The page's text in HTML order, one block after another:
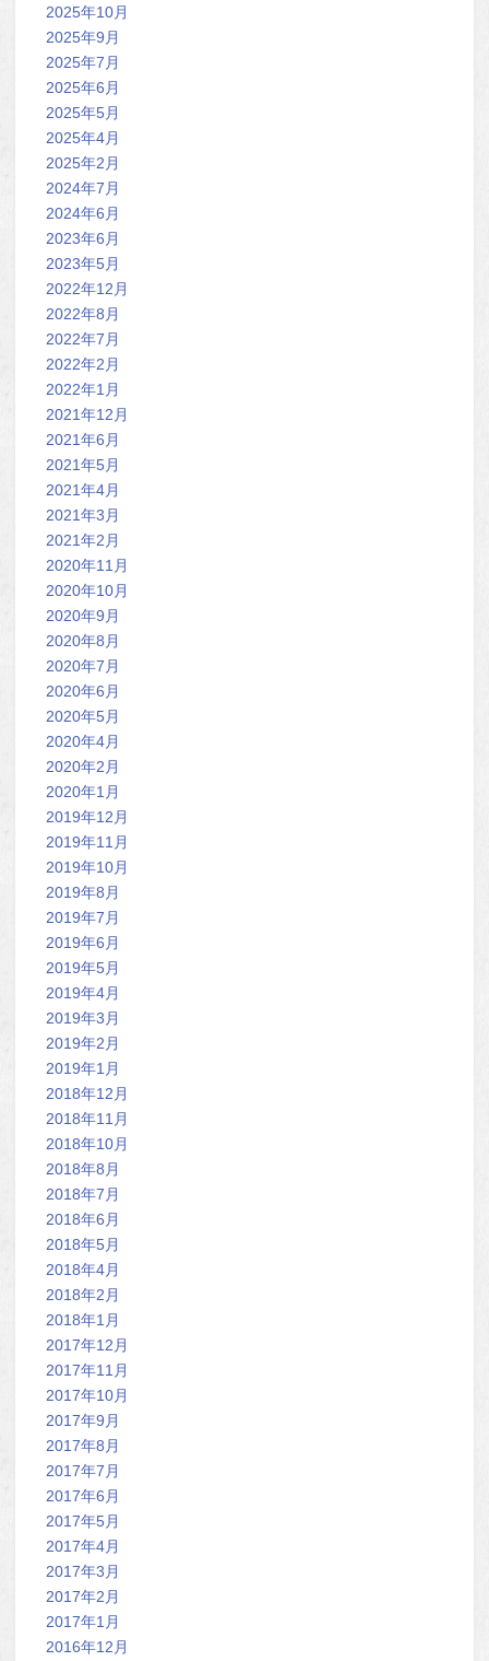
2025年10月
2025年9月
2025年7月
2025年6月
2025年5月
2025年4月
2025年2月
2024年7月
2024年6月
2023年6月
2023年5月
2022年12月
2022年8月
2022年7月
2022年2月
2022年1月
2021年12月
2021年6月
2021年5月
2021年4月
2021年3月
2021年2月
2020年11月
2020年10月
2020年9月
2020年8月
2020年7月
2020年6月
2020年5月
2020年4月
2020年2月
2020年1月
2019年12月
2019年11月
2019年10月
2019年8月
2019年7月
2019年6月
2019年5月
2019年4月
2019年3月
2019年2月
2019年1月
2018年12月
2018年11月
2018年10月
2018年8月
2018年7月
2018年6月
2018年5月
2018年4月
2018年2月
2018年1月
2017年12月
2017年11月
2017年10月
2017年9月
2017年8月
2017年7月
2017年6月
2017年5月
2017年4月
2017年3月
2017年2月
2017年1月
2016年12月